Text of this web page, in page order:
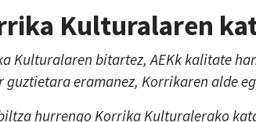
Kulturalaren
Kulturalaren bitartez, AEKk kalitate
guztietara eramanez, Korrikaren alde
hurrengo Korrika Kulturalerako